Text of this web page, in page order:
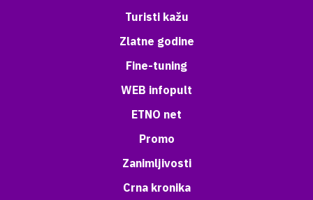
Turisti kažu
Zlatne godine
Fine-tuning
WEB infopult
ETNO net
Promo
Zanimljivosti
Crna kronika